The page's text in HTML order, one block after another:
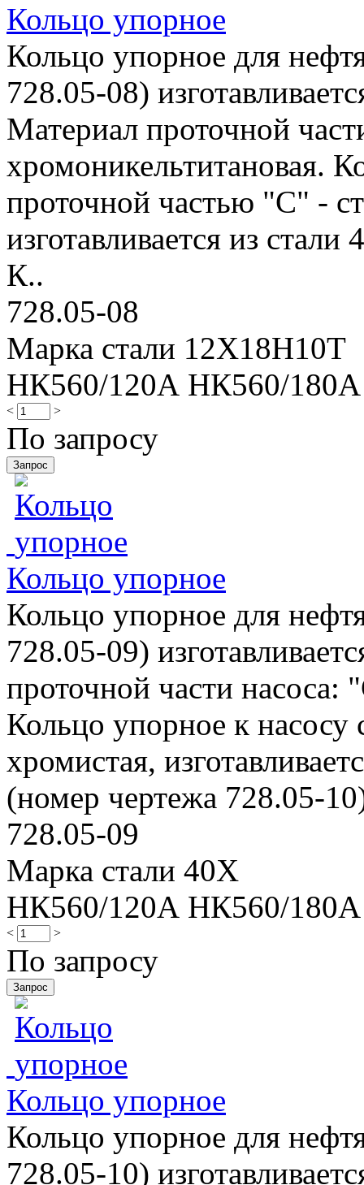
Кольцо упорное
Кольцо упорное для
728.05-08)
Материал проточной
хромоникельтитановая.
проточной частью "С" -
изготавливается из
К..
728.05-08
Марка стали 12Х18Н10Т
НК560/120А НК560/180А
< >
По запросу
Кольцо упорное
Кольцо упорное для
728.05-09)
проточной части насоса:
Кольцо упорное к
хромистая,
(номер чертежа 728.05-
728.05-09
Марка стали 40Х
НК560/120А НК560/180А
< >
По запросу
Кольцо упорное
Кольцо упорное для
728.05-10)